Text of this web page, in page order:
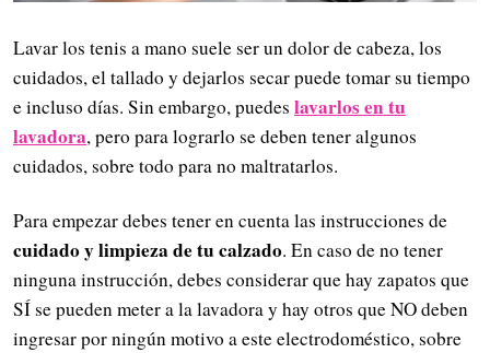
Lavar los tenis a mano suele ser un dolor de cabeza, los
cuidados, el tallado y dejarlos secar puede tomar su tiempo
e incluso días. Sin embargo, puedes lavarlos en tu
lavadora, pero para lograrlo se deben tener algunos
cuidados, sobre todo para no maltratarlos.
Para empezar debes tener en cuenta las instrucciones de
cuidado y limpieza de tu calzado. En caso de no tener
ninguna instrucción, debes considerar que hay zapatos que
SÍ se pueden meter a la lavadora y hay otros que NO deben
ingresar por ningún motivo a este electrodoméstico, sobre